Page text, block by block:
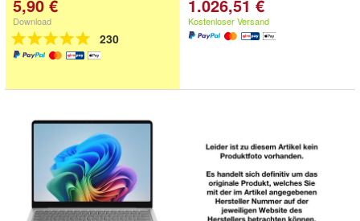
5,90 €
Download
230
1.026,51 €
Kostenloser Versand